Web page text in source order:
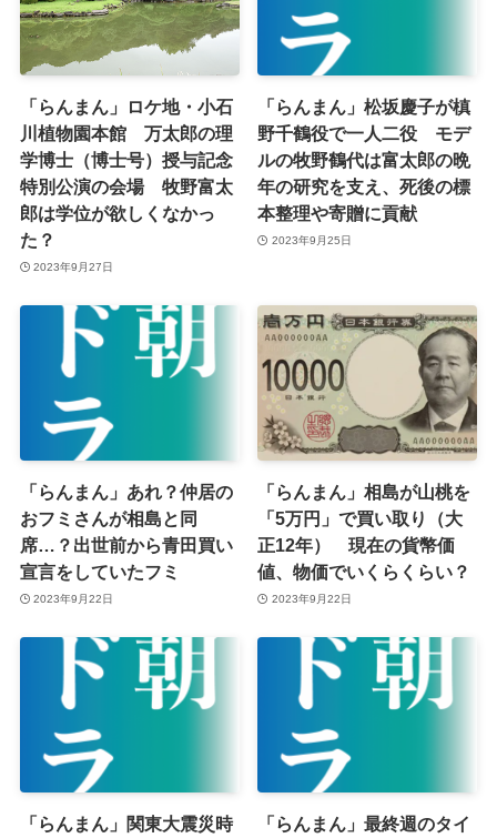
「らんまん」ロケ地・小石
川植物園本館 万太郎の理
学博士（博士号）授与記念
特別公演の会場 牧野富太
郎は学位が欲しくなかっ
た？
2023年9月27日
「らんまん」松坂慶子が槙
野千鶴役で一人二役 モデ
ルの牧野鶴代は富太郎の晩
年の研究を支え、死後の標
本整理や寄贈に貢献
2023年9月25日
「らんまん」あれ？仲居の
おフミさんが相島と同
席…？出世前から青田買い
宣言をしていたフミ
2023年9月22日
「らんまん」相島が山桃を
「5万円」で買い取り（大
正12年） 現在の貨幣価
値、物価でいくらくらい？
2023年9月22日
「らんまん」関東大震災時
「らんまん」最終週のタイ